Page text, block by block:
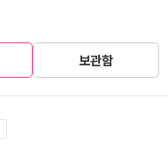
보관함